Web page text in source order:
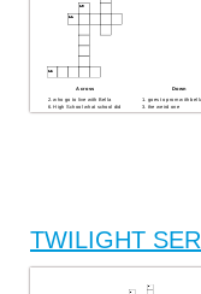
Across
who go to live with Bella
High School what school did
Bella go to in
Down
goes to prom with bella
the weird one
Hale Emmet girlfriend
TWILIGHT